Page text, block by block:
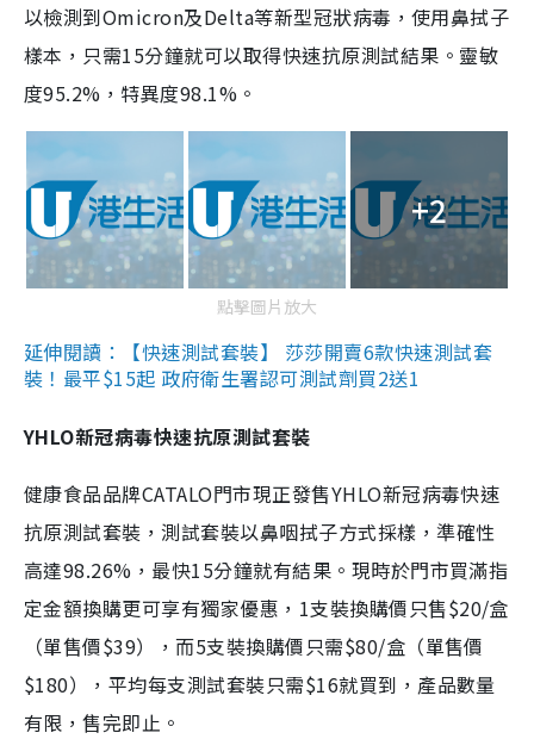
以檢測到Omicron及Delta等新型冠狀病毒，使用鼻拭子
樣本，只需15分鐘就可以取得快速抗原測試結果。靈敏
度95.2%，特異度98.1%。
+2
點擊圖片放大
延伸閱讀：【快速測試套裝】 莎莎開賣6款快速測試套
裝！最平$15起 政府衛生署認可測試劑買2送1
YHLO新冠病毒快速抗原測試套裝
健康食品品牌CATALO門市現正發售YHLO新冠病毒快速
抗原測試套裝，測試套裝以鼻咽拭子方式採樣，準確性
高達98.26%，最快15分鐘就有結果。現時於門市買滿指
定金額換購更可享有獨家優惠，1支裝換購價只售$20/盒
（單售價$39），而5支裝換購價只需$80/盒（單售價
$180），平均每支測試套裝只需$16就買到，產品數量
有限，售完即止。